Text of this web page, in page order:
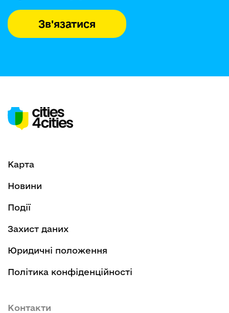
Зв'язатися
Карта
Новини
Події
Захист даних
Юридичні положення
Політика конфіденційності
Контакти